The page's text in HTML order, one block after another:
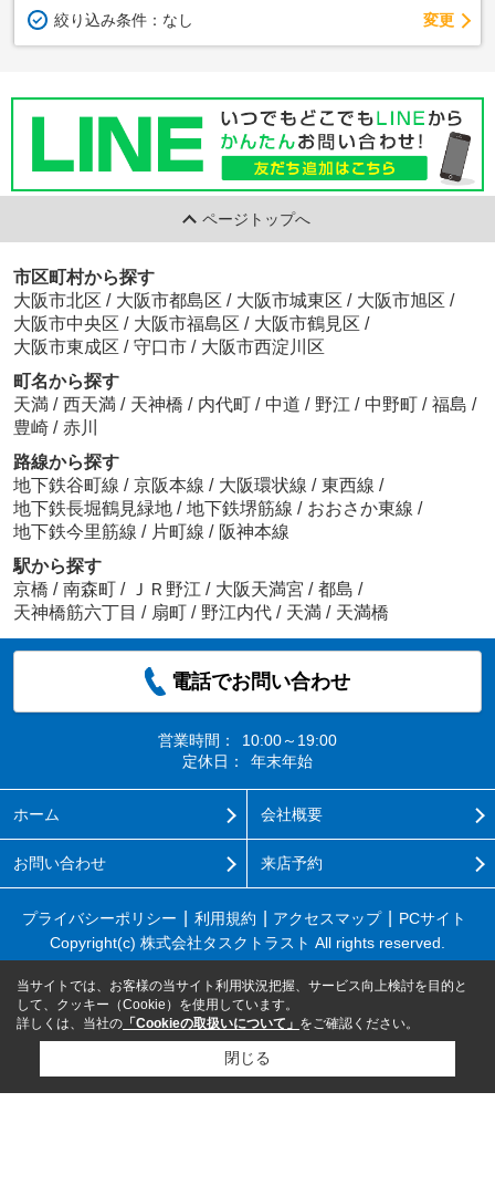
絞り込み条件： なし 変更
ページトップへ
市区町村から探す
大阪市北区 / 大阪市都島区 / 大阪市城東区 / 大阪市旭区 /
大阪市中央区 / 大阪市福島区 / 大阪市鶴見区 /
大阪市東成区 / 守口市 / 大阪市西淀川区
町名から探す
天満 / 西天満 / 天神橋 / 内代町 / 中道 / 野江 / 中野町 / 福島 /
豊崎 / 赤川
路線から探す
地下鉄谷町線 / 京阪本線 / 大阪環状線 / 東西線 /
地下鉄長堀鶴見緑地 / 地下鉄堺筋線 / おおさか東線 /
地下鉄今里筋線 / 片町線 / 阪神本線
駅から探す
京橋 / 南森町 / ＪＲ野江 / 大阪天満宮 / 都島 /
天神橋筋六丁目 / 扇町 / 野江内代 / 天満 / 天満橋
電話でお問い合わせ
営業時間：
10:00～19:00
定休日：
年末年始
ホーム 会社概要
お問い合わせ 来店予約
プライバシーポリシー 利用規約 アクセスマップ
PCサイト
Copyright(c) 株式会社タスクトラスト All rights reserved.
当サイトでは、お客様の当サイト利用状況把握、サービス向上検討を目的と
して、クッキー（Cookie）を使用しています。
詳しくは、当社の 「Cookieの取扱いについて」 をご確認ください。
閉じる